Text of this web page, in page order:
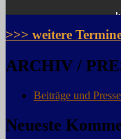
>>> weitere
ARCHIV /
Beiträge und
Neueste